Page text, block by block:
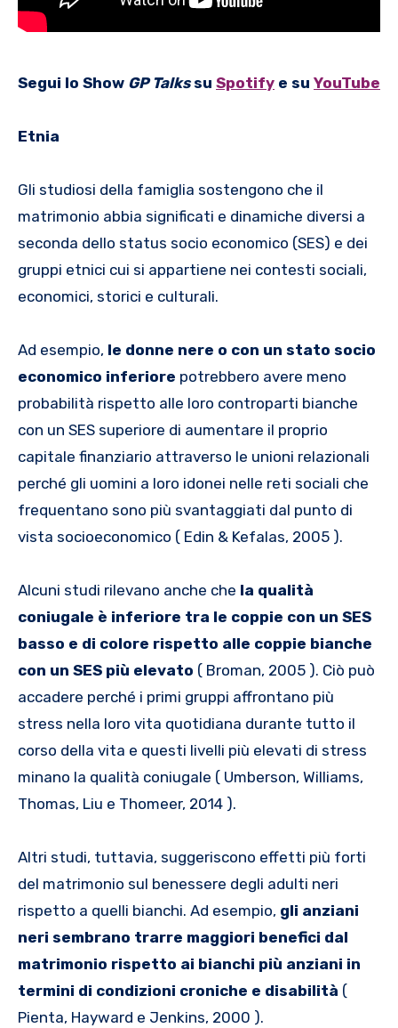
Segui lo Show GP Talkssu Spotify e su YouTube
Etnia
Gli studiosi della famiglia sostengono che il
matrimonio abbia significati e dinamiche diversi a
seconda dello status socio economico (SES) e dei
gruppi etnici cui si appartiene nei contesti sociali,
economici, storici e culturali.
Ad esempio, le donne nere o con un stato socio
economico inferiore potrebbero avere meno
probabilità rispetto alle loro controparti bianche
con un SES superiore di aumentare il proprio
capitale finanziario attraverso le unioni relazionali
perché gli uomini a loro idonei nelle reti sociali che
frequentano sono più svantaggiati dal punto di
vista socioeconomico ( Edin & Kefalas, 2005 ).
Alcuni studi rilevano anche che la qualità
coniugale è inferiore tra le coppie con un SES
basso e di colore rispetto alle coppie bianche
con un SES più elevato ( Broman, 2005 ). Ciò può
accadere perché i primi gruppi affrontano più
stress nella loro vita quotidiana durante tutto il
corso della vita e questi livelli più elevati di stress
minano la qualità coniugale ( Umberson, Williams,
Thomas, Liu e Thomeer, 2014 ).
Altri studi, tuttavia, suggeriscono effetti più forti
del matrimonio sul benessere degli adulti neri
rispetto a quelli bianchi. Ad esempio, gli anziani
neri sembrano trarre maggiori benefici dal
matrimonio rispetto ai bianchi più anziani in
termini di condizioni croniche e disabilità (
Pienta, Hayward e Jenkins, 2000 ).